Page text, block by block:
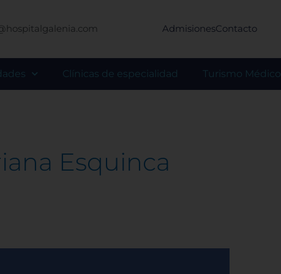
AdmisionesContacto
Clínicas de especialidad Turismo Médico
Esquinca